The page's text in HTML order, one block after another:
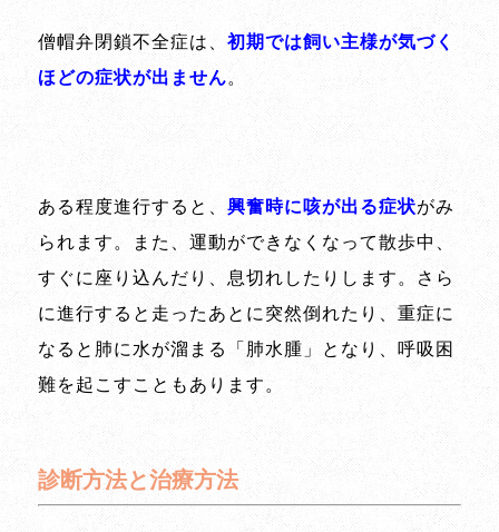
僧帽弁閉鎖不全症は、 初期では飼い主様が気づく
ほどの症状が出ません。
ある程度進行すると、 興奮時に咳が出る症状がみ
られます。また、運動ができなくなって散歩中、
すぐに座り込んだり、息切れしたりします。さら
に進行すると走ったあとに突然倒れたり、重症に
なると肺に水が溜まる「肺水腫」となり、呼吸困
難を起こすこともあります。
診断方法と治療方法